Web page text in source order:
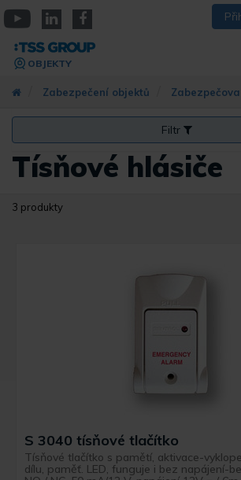
Přejít
k
hlavnímu
obsahuOBJEKTY
Zabezpečení objektů
Filtr
Tísňové hlásiče
3 produkty
S 3040 tísňové tlačítko
Tísňové tlačítko s pamětí, aktivace-
dílu, paměť. LED, funguje i bez napájení-